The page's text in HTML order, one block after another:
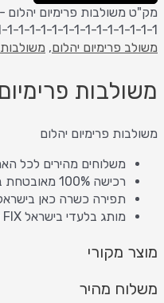
מק"ט
1-1-1-1-1-1-1-1-1-1-1-1-1-1
משולב פרימיום יהלום, משולבות
משולבות פרימיום
משולבות פרימיום יהלום
משלוחים מהירים לכל הארץ 2-7 ימי
רכישה 100% מאובטחת בכל אמצעי תשלום
תפירה כשרה כאן
מותג בלעדי בישראל FIX מטפחות
מוצר מקורי
משלוח מהיר